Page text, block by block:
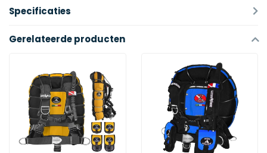
Specificaties
Gerelateerde producten